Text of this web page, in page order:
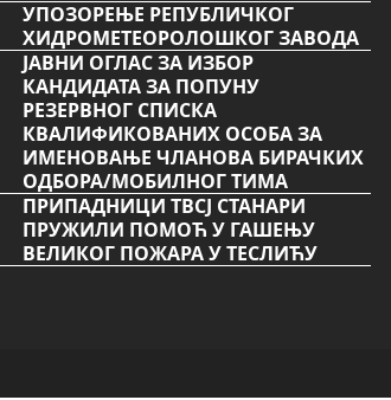
УПОЗОРЕЊЕ РЕПУБЛИЧКОГ
ХИДРОМЕТЕОРОЛОШКОГ ЗАВОДА
ЈАВНИ ОГЛАС ЗА ИЗБОР
КАНДИДАТА ЗА ПОПУНУ
РЕЗЕРВНОГ СПИСКА
КВАЛИФИКОВАНИХ ОСОБА ЗА
ИМЕНОВАЊЕ ЧЛАНОВА БИРАЧКИХ
ОДБОРА/МОБИЛНОГ ТИМА
ПРИПАДНИЦИ ТВСЈ СТАНАРИ
ПРУЖИЛИ ПОМОЋ У ГАШЕЊУ
ВЕЛИКОГ ПОЖАРА У ТЕСЛИЋУ